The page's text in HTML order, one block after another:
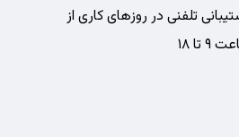
تلفنی در روزهای کاری از
تا ۱۸